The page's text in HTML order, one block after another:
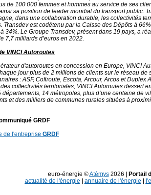
de 100 000 femmes et hommes au service de ses
sa position de leader mondial du transport public.
dans une collaboration durable, les collectivités
Transdev est codétenu par la Caisse des Dépôts à
34%. Le Groupe Transdev, présent dans 19 pays, a
7,7 milliards d’euros en 2022.
VINCI Autoroutes
d'autoroutes en concession en Europe, VINCI
jour plus de 2 millions de clients sur le réseau de
: ASF, Cofiroute, Escota, Arcour, Arcos et Duplex
des collectivités territoriales, VINCI Autoroutes dessert
départements, 14 métropoles, plus d’une centaine de
et des milliers de communes rurales situées à
GRDF
de l'entreprise GRDF
euro-énergie ©Atémys2026 |
Portail
actualité de l'énergie
annuaire de l'énergie